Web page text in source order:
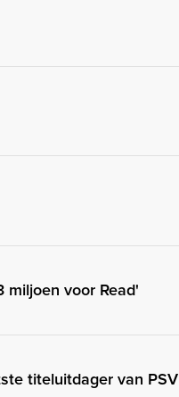
miljoen voor Read'
titeluitdager van PSV